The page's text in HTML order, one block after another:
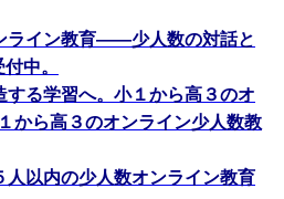
ライン教育――少人数の対話と
中。
る学習へ。小１から高３のオ
から高３のオンライン少人数教
以内の少人数オンライン教育